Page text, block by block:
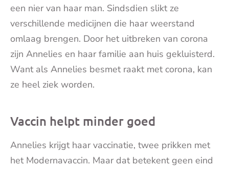
een nier van haar man. Sindsdien slikt ze
verschillende medicijnen die haar weerstand
omlaag brengen. Door het uitbreken van corona
zijn Annelies en haar familie aan huis gekluisterd.
Want als Annelies besmet raakt met corona, kan
ze heel ziek worden.
Vaccin helpt minder goed
Annelies krijgt haar vaccinatie, twee prikken met
het Modernavaccin. Maar dat betekent geen eind